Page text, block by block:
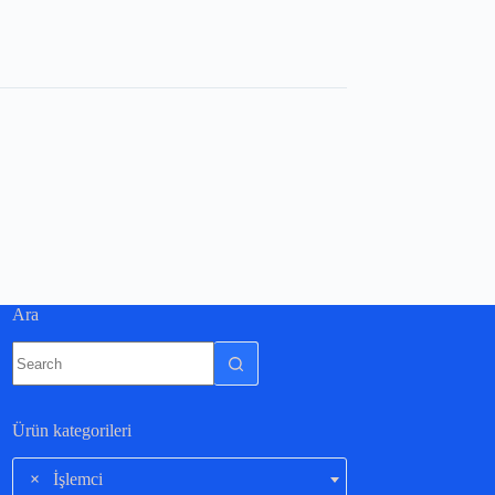
Ara
Ürün kategorileri
× İşlemci